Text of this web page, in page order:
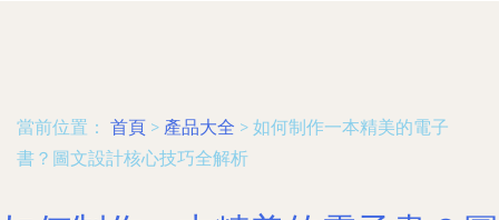
當前位置： 首頁 > 產品大全 > 如何制作一本精美的電子
書？圖文設計核心技巧全解析